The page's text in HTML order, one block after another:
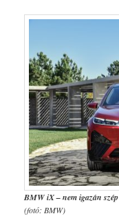
BMW iX – nem igazán szép
(fotó: BMW)